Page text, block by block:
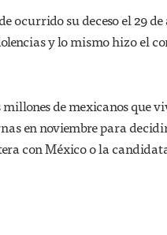
ocurrido su deceso el 29
y lo mismo hizo el
de mexicanos que
en noviembre para
con México o la